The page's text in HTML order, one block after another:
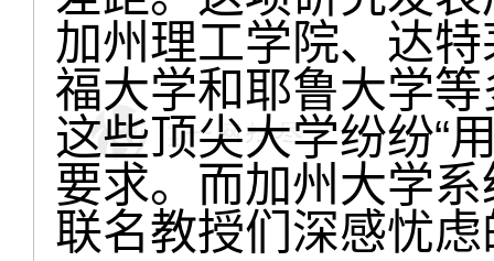
加州理工学院、达
福大学和耶鲁大学
这些顶尖大学纷纷“
要求。而加州大学
联名教授们深感忧